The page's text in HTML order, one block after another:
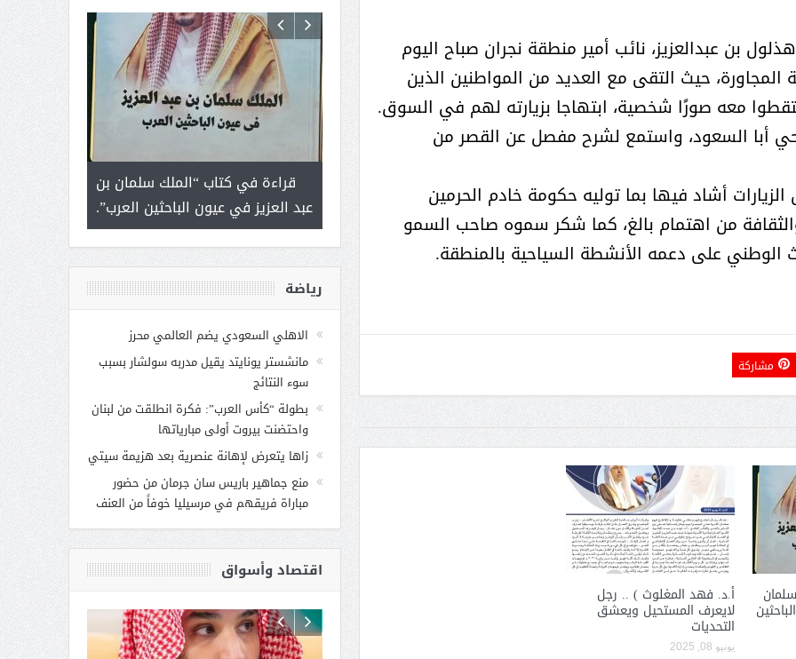
بن عبدالعزيز، نائب أمير منطقة نجران صباح اليوم
حيث التقى مع العديد من المواطنين الذين
معه صورًا شخصية، ابتهاجا بزيارته لهم في السوق.
أبا السعود، واستمع لشرح مفصل عن القصر من
أشاد فيها بما توليه حكومة خادم الحرمين
من اهتمام بالغ، كما شكر سموه صاحب السمو
الوطني على دعمه الأنشطة السياحية بالمنطقة.
مشاركة
أ.د. فهد المغلوث ) .. رجل
لايعرف المستحيل ويعشق
التحديات
يونيو 08, 2025
قراءة في كتاب “الملك سلمان بن
عبد العزيز في عيون الباحثين العرب”.
أ.د. فهد المغلوث ) .. رجل لايعرف
المستحيل ويعشق التحديات
مسابقة المشيقح تعلن فرسان
النسخة الخامسة
رياضة
الاهلي السعودي يضم العالمي محرز
مانشستر يونايتد يقيل مدربه سولشار بسبب
سوء النتائج
بطولة “كأس العرب”: فكرة انطلقت من لبنان
واحتضنت بيروت أولى مبارياتها
زاها يتعرض لإهانة عنصرية بعد هزيمة سيتي
منع جماهير باريس سان جرمان من حضور
مباراة فريقهم في مرسيليا خوفاً من العنف
اقتصاد وأسواق